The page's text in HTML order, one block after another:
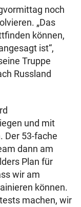
noch
„Das
können,
ist“,
Truppe
Russland
und mit
Der 53-fache
dann am
Plan für
wir am
können.
machen, wir